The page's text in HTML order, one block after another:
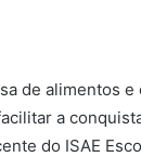
de alimentos
a
do ISAE